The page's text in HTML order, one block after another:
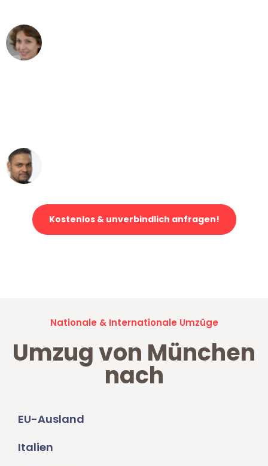
Kostenlos & unverbindlich anfragen!
Nationale & Internationale Umzüge
Umzug von München
nach
EU-Ausland
Italien